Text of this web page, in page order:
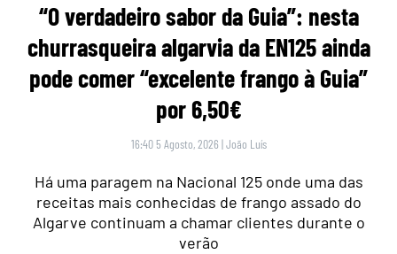
“O verdadeiro sabor da Guia”: nesta
churrasqueira algarvia da EN125 ainda
pode comer “excelente frango à Guia”
por 6,50€
16:40 5 Agosto, 2026 |João Luís
Há uma paragem na Nacional 125 onde uma das
receitas mais conhecidas de frango assado do
Algarve continuam a chamar clientes durante o
verão